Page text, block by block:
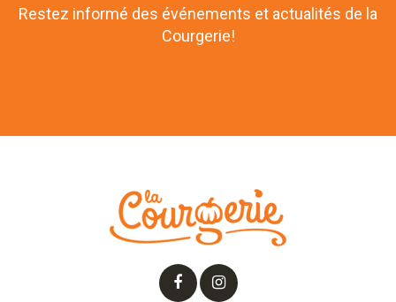
Restez informé des événements et actualités de la
Courgerie!